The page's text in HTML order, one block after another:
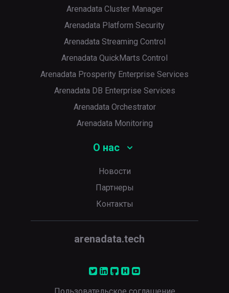
Arenadata Cluster Manager
Arenadata Platform Security
Arenadata Streaming Control
Arenadata QuickMarts Control
Arenadata Prosperity Enterprise Services
Arenadata DB Enterprise Services
Arenadata Orchestrator
Arenadata Monitoring
О нас
Новости
Партнеры
Контакты
arenadata.tech
Пользовательское соглашение